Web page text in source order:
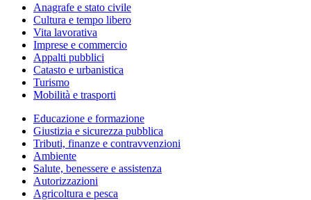
Anagrafe e stato civile
Cultura e tempo libero
Vita lavorativa
Imprese e commercio
Appalti pubblici
Catasto e urbanistica
Turismo
Mobilità e trasporti
Educazione e formazione
Giustizia e sicurezza pubblica
Tributi, finanze e contravvenzioni
Ambiente
Salute, benessere e assistenza
Autorizzazioni
Agricoltura e pesca